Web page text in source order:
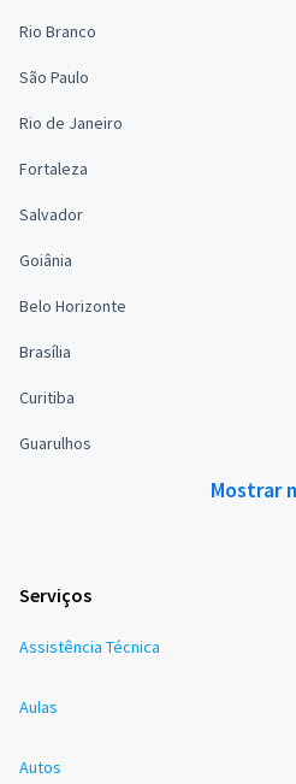
Rio Branco
São Paulo
Rio de Janeiro
Fortaleza
Salvador
Goiânia
Belo Horizonte
Brasília
Curitiba
Guarulhos
Mostrar
Serviços
Assistência Técnica
Aulas
Autos